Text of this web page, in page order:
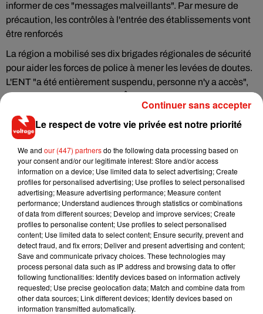
informer de ces "messages malveillants". Par mesure de
précaution, les contrôles à l'entrée des établissements vont
être renforcés
La région a mobilisé ses dix brigades régionales de sécurité
pour aider les forces de police à mener les levées de doutes.
L'ENT "a été entièrement suspendu, personne n'y a accès",
précise le Conseil régional d'Île-de-France dans un
La région Île-de-France a porté plainte auprès de la section
Pécresse, "souhaite que les auteurs soient rapidement
identifiés et sévèrement sanctionnés".
Ce n'est pas la première fois que des lycées de la région
parisienne sont visés par des menaces ou des alertes à la
bombe. À l'automne 2023, une "vague" de canulars
avait
perturbé le quotidien des établissements scolaires, de
certains aéroports comme de nombreux lieux de culture,
dont le château de Versailles évacué une dizaine de fois.
Cet élément est masqué compte-tenu du refus du
Le respect de votre vie privée est notre priorité
We and our (447) partnersdo the following data processing based on
your consent and/or our legitimate interest: Store and/or access
information on a device; Use limited data to select advertising; Create
profiles for personalised advertising; Use profiles to select personalised
advertising; Measure advertising performance; Measure content
performance; Understand audiences through statistics or combinations
of data from different sources; Develop and improve services; Create
profiles to personalise content; Use profiles to select personalised
content; Use limited data to select content; Ensure security, prevent and
detect fraud, and fix errors; Deliver and present advertising and content;
Save and communicate privacy choices. These technologies may
process personal data such as IP address and browsing data to offer
following functionalities: Identify devices based on information actively
requested; Use precise geolocation data; Match and combine data from
other data sources; Link different devices; Identify devices based on
information transmitted automatically.
Continuer sans accepter